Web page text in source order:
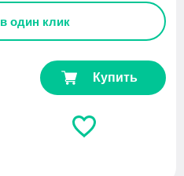
в один клик
Купить